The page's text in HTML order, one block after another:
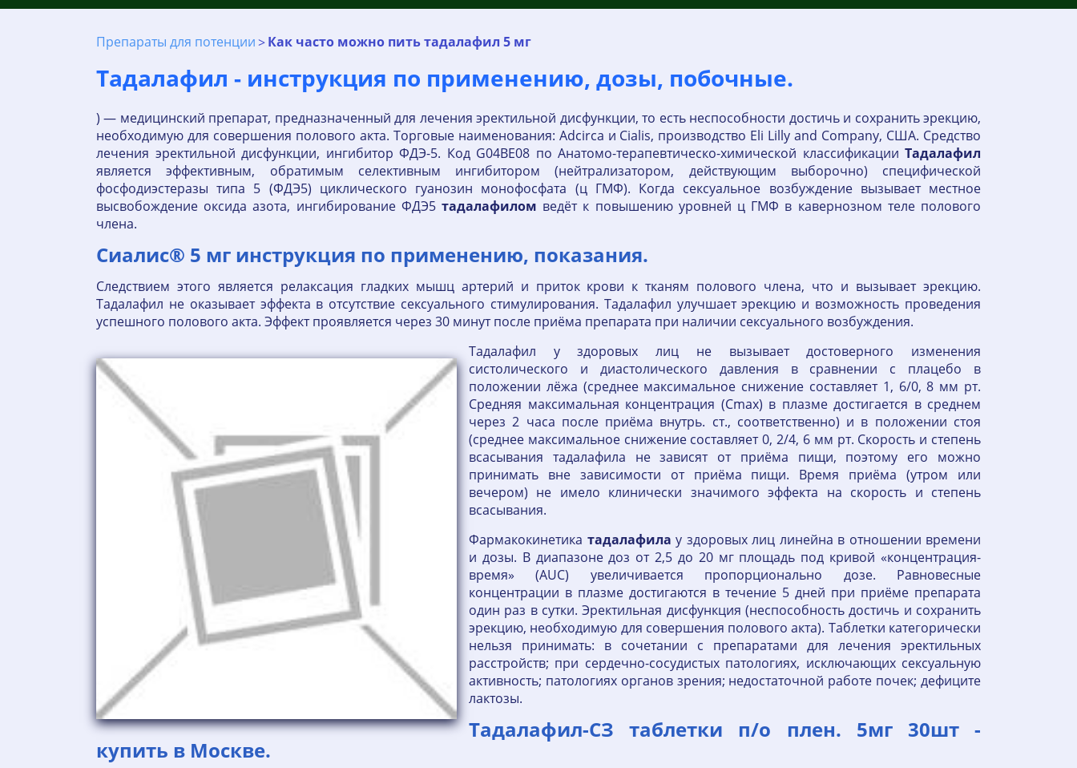
Препараты для потенции Как часто можно пить тадалафил 5 мг
Тадалафил - инструкция по применению, дозы, побочные.
) — медицинский препарат, предназначенный для лечения эректильной дисфункции, то есть неспособности достичь и сохранить эрекцию,
необходимую для совершения полового акта. Торговые наименования: Adcirca и Cialis, производство Eli Lilly and Company, США. Средство
лечения эректильной дисфункции, ингибитор ФДЭ-5. Код G04BE08 по Анатомо-терапевтическо-химической классификации Тадалафил
является эффективным, обратимым селективным ингибитором (нейтрализатором, действующим выборочно) специфической
фосфодиэстеразы типа 5 (ФДЭ5) циклического гуанозин монофосфата (ц ГМФ). Когда сексуальное возбуждение вызывает местное
высвобождение оксида азота, ингибирование ФДЭ5 тадалафилом ведёт к повышению уровней ц ГМФ в кавернозном теле полового
члена.
Сиалис® 5 мг инструкция по применению, показания.
Следствием этого является релаксация гладких мышц артерий и приток крови к тканям полового члена, что и вызывает эрекцию.
Тадалафил не оказывает эффекта в отсутствие сексуального стимулирования. Тадалафил улучшает эрекцию и возможность проведения
успешного полового акта. Эффект проявляется через 30 минут после приёма препарата при наличии сексуального возбуждения.
Тадалафил у здоровых лиц не вызывает достоверного изменения
систолического и диастолического давления в сравнении с плацебо в
положении лёжа (среднее максимальное снижение составляет 1, 6/0, 8 мм рт.
Средняя максимальная концентрация (Сmax) в плазме достигается в среднем
через 2 часа после приёма внутрь. ст., соответственно) и в положении стоя
(среднее максимальное снижение составляет 0, 2/4, 6 мм рт. Скорость и степень
всасывания тадалафила не зависят от приёма пищи, поэтому его можно
принимать вне зависимости от приёма пищи. Время приёма (утром или
вечером) не имело клинически значимого эффекта на скорость и степень
всасывания.
Фармакокинетика тадалафила у здоровых лиц линейна в отношении времени
и дозы. В диапазоне доз от 2,5 до 20 мг площадь под кривой «концентрация-
время» (AUC) увеличивается пропорционально дозе. Равновесные
концентрации в плазме достигаются в течение 5 дней при приёме препарата
один раз в сутки. Эректильная дисфункция (неспособность достичь и сохранить
эрекцию, необходимую для совершения полового акта). Таблетки категорически
нельзя принимать: в сочетании с препаратами для лечения эректильных
расстройств; при сердечно-сосудистых патологиях, исключающих сексуальную
активность; патологиях органов зрения; недостаточной работе почек; дефиците
лактозы.
Тадалафил-СЗ таблетки п/о плен. 5мг 30шт -
купить в Москве.